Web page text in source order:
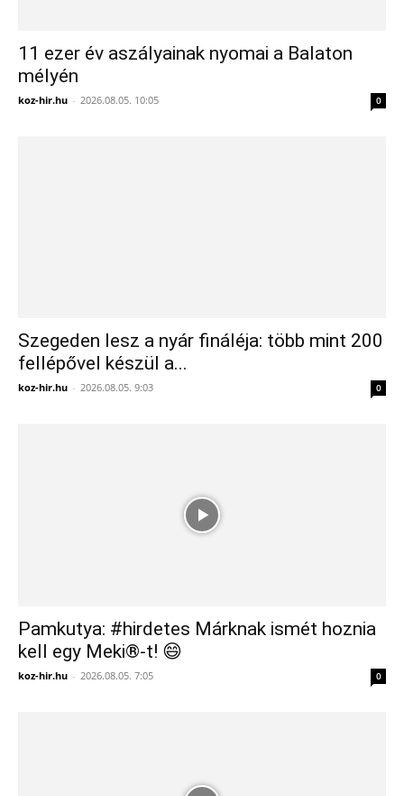
11 ezer év aszályainak nyomai a Balaton
mélyén
koz-hir.hu - 2026.08.05. 10:05 0
Szegeden lesz a nyár fináléja: több mint 200
fellépővel készül a...
koz-hir.hu - 2026.08.05. 9:03 0
Pamkutya: #hirdetes Márknak ismét hoznia
kell egy Meki®-t! 😄
koz-hir.hu - 2026.08.05. 7:05 0